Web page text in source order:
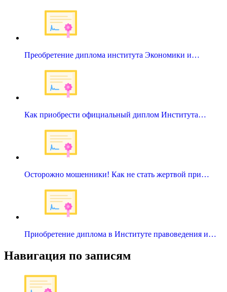
Преобретение диплома института Экономики и…
Как приобрести официальный диплом Института…
Осторожно мошенники! Как не стать жертвой при…
Приобретение диплома в Институте правоведения и…
Навигация по записям